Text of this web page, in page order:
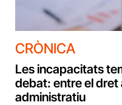
CRÒNICA
Les incapacitats
debat: entre el dret
administratiu